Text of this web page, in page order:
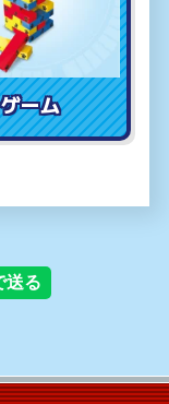
ゲーム